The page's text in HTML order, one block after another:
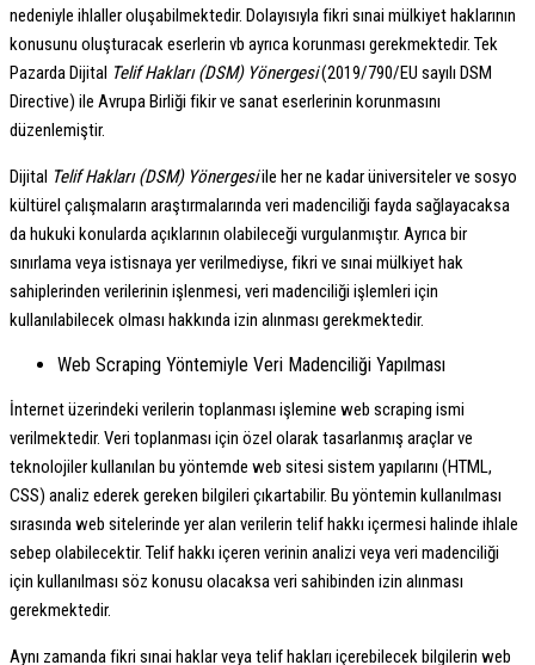
nedeniyle ihlaller oluşabilmektedir. Dolayısıyla fikri sınai mülkiyet haklarının
konusunu oluşturacak eserlerin vb ayrıca korunması gerekmektedir. Tek
Pazarda Dijital Telif Hakları (DSM) Yönergesi(2019/790/EU sayılı DSM
Directive) ile Avrupa Birliği fikir ve sanat eserlerinin korunmasını
düzenlemiştir.
Dijital Telif Hakları (DSM) Yönergesiile her ne kadar üniversiteler ve sosyo
kültürel çalışmaların araştırmalarında veri madenciliği fayda sağlayacaksa
da hukuki konularda açıklarının olabileceği vurgulanmıştır. Ayrıca bir
sınırlama veya istisnaya yer verilmediyse, fikri ve sınai mülkiyet hak
sahiplerinden verilerinin işlenmesi, veri madenciliği işlemleri için
kullanılabilecek olması hakkında izin alınması gerekmektedir.
Web Scraping Yöntemiyle Veri Madenciliği Yapılması
İnternet üzerindeki verilerin toplanması işlemine web scraping ismi
verilmektedir. Veri toplanması için özel olarak tasarlanmış araçlar ve
teknolojiler kullanılan bu yöntemde web sitesi sistem yapılarını (HTML,
CSS) analiz ederek gereken bilgileri çıkartabilir. Bu yöntemin kullanılması
sırasında web sitelerinde yer alan verilerin telif hakkı içermesi halinde ihlale
sebep olabilecektir. Telif hakkı içeren verinin analizi veya veri madenciliği
için kullanılması söz konusu olacaksa veri sahibinden izin alınması
gerekmektedir.
Aynı zamanda fikri sınai haklar veya telif hakları içerebilecek bilgilerin web